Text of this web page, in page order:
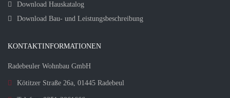
Download Hauskatalog
Download Bau- und Leistungsbeschreibung
KONTAKTINFORMATIONEN
Radebeuler Wohnbau GmbH
Kötitzer Straße 26a, 01445 Radebeul